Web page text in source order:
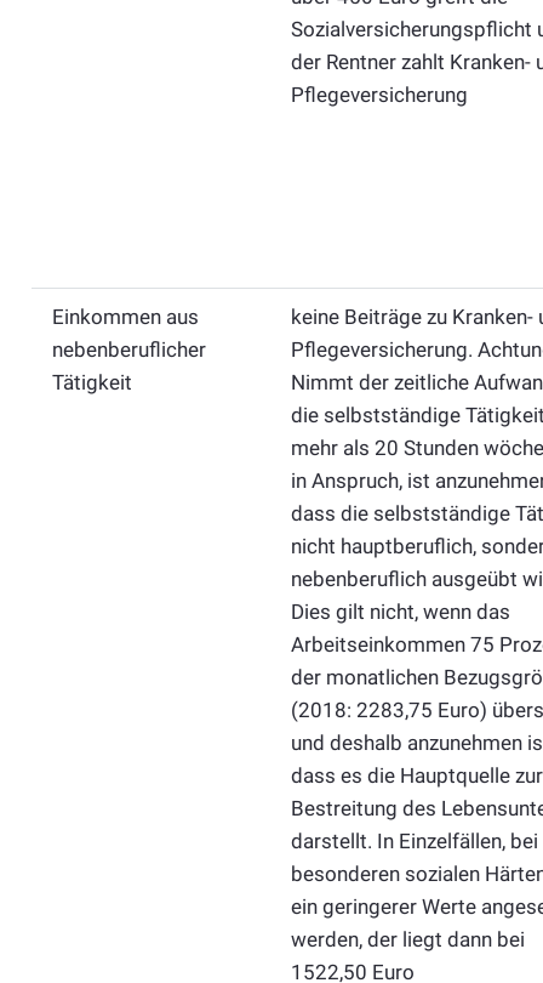
Sozialversicherungspflicht
der Rentner zahlt Kranken-
Pflegeversicherung
Einkommen aus
nebenberuflicher
Tätigkeit
keine Beiträge zu Kranken-
Pflegeversicherung.
Nimmt der zeitliche
die selbstständige
mehr als 20 Stunden
in Anspruch, ist
dass die selbstständige
nicht hauptberuflich,
nebenberuflich ausgeübt
Dies gilt nicht, wenn das
Arbeitseinkommen 75
der monatlichen
(2018: 2283,75 Euro)
und deshalb anzunehmen
dass es die Hauptquelle zur
Bestreitung des
darstellt. In Einzelfällen, bei
besonderen sozialen
ein geringerer Werte
werden, der liegt dann bei
1522,50 Euro